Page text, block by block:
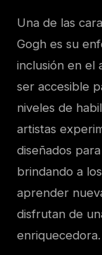
Una de las
Gogh es su
inclusión en el
ser accesible
niveles de
artistas
diseñados
brindando a
aprender
disfrutan de
enriquecedora.